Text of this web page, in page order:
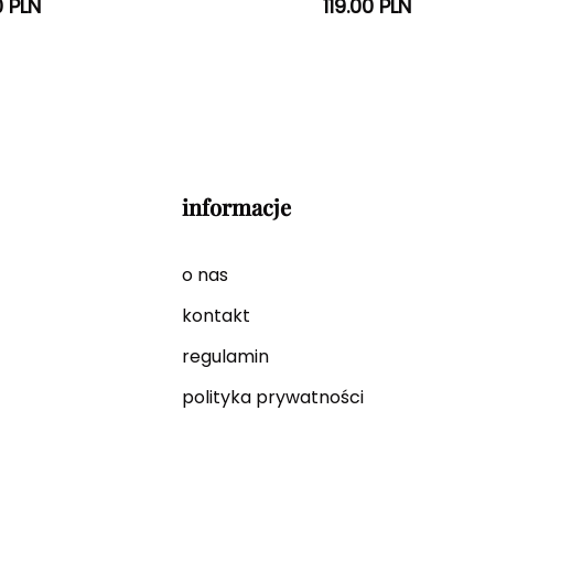
PLN 119.00 PLN
informacje
o nas
kontakt
regulamin
polityka prywatności